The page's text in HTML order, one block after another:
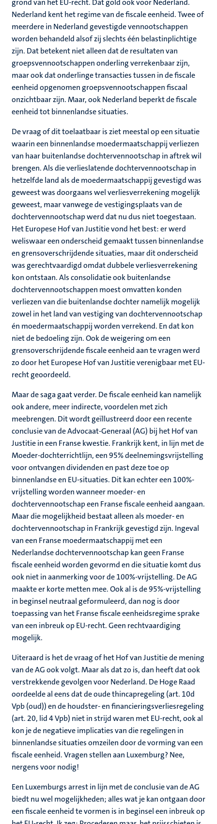
grond van het EU-recht. Dat gold ook voor Nederland.
Nederland kent het regime van de fiscale eenheid. Twee of
meerdere in Nederland gevestigde vennootschappen
worden behandeld alsof zij slechts één belastinplichtige
zijn. Dat betekent niet alleen dat de resultaten van
groepsvennootschappen onderling verrekenbaar zijn,
maar ook dat onderlinge transacties tussen in de fiscale
eenheid opgenomen groepsvennootschappen fiscaal
onzichtbaar zijn. Maar, ook Nederland beperkt de fiscale
eenheid tot binnenlandse situaties.
De vraag of dit toelaatbaar is ziet meestal op een situatie
waarin een binnenlandse moedermaatschappij verliezen
van haar buitenlandse dochtervennootschap in aftrek wil
brengen. Als die verlieslatende dochtervennootschap in
hetzelfde land als de moedermaatschappij gevestigd was
geweest was doorgaans wel verliesverrekening mogelijk
geweest, maar vanwege de vestigingsplaats van de
dochtervennootschap werd dat nu dus niet toegestaan.
Het Europese Hof van Justitie vond het best: er werd
weliswaar een onderscheid gemaakt tussen binnenlandse
en grensoverschrijdende situaties, maar dit onderscheid
was gerechtvaardigd omdat dubbele verliesverrekening
kon ontstaan. Als consolidatie ook buitenlandse
dochtervennootschappen moest omvatten konden
verliezen van die buitenlandse dochter namelijk mogelijk
zowel in het land van vestiging van dochtervennootschap
én moedermaatschappij worden verrekend. En dat kon
niet de bedoeling zijn. Ook de weigering om een
grensoverschrijdende fiscale eenheid aan te vragen werd
zo door het Europese Hof van Justitie verenigbaar met EU-
recht geoordeeld.
Maar de saga gaat verder. De fiscale eenheid kan namelijk
ook andere, meer indirecte, voordelen met zich
meebrengen. Dit wordt geïllustreerd door een recente
conclusie van de Advocaat-Generaal (AG) bij het Hof van
Justitie in een Franse kwestie. Frankrijk kent, in lijn met de
Moeder-dochterrichtlijn, een 95% deelnemingsvrijstelling
voor ontvangen dividenden en past deze toe op
binnenlandse en EU-situaties. Dit kan echter een 100%-
vrijstelling worden wanneer moeder- en
dochtervennootschap een Franse fiscale eenheid aangaan.
Maar die mogelijkheid bestaat alleen als moeder- en
dochtervennootschap in Frankrijk gevestigd zijn. Ingeval
van een Franse moedermaatschappij met een
Nederlandse dochtervennootschap kan geen Franse
fiscale eenheid worden gevormd en die situatie komt dus
ook niet in aanmerking voor de 100%-vrijstelling. De AG
maakte er korte metten mee. Ook al is de 95%-vrijstelling
in beginsel neutraal geformuleerd, dan nog is door
toepassing van het Franse fiscale eenheidsregime sprake
van een inbreuk op EU-recht. Geen rechtvaardiging
mogelijk.
Uiteraard is het de vraag of het Hof van Justitie de mening
van de AG ook volgt. Maar als dat zo is, dan heeft dat ook
verstrekkende gevolgen voor Nederland. De Hoge Raad
oordeelde al eens dat de oude thincapregeling (art. 10d
Vpb (oud)) en de houdster- en financieringsverliesregeling
(art. 20, lid 4 Vpb) niet in strijd waren met EU-recht, ook al
kon je de negatieve implicaties van die regelingen in
binnenlandse situaties omzeilen door de vorming van een
fiscale eenheid. Vragen stellen aan Luxemburg? Nee,
nergens voor nodig!
Een Luxemburgs arrest in lijn met de conclusie van de AG
biedt nu wel mogelijkheden; alles wat je kan ontgaan door
een fiscale eenheid te vormen is in beginsel een inbreuk op